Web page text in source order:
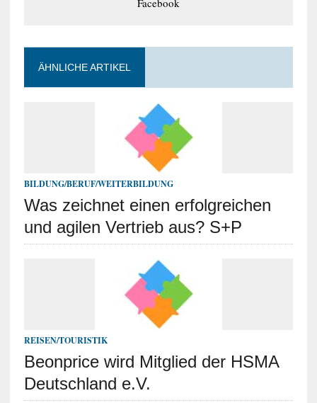
Facebook
ÄHNLICHE ARTIKEL
BILDUNG/BERUF/WEITERBILDUNG
Was zeichnet einen erfolgreichen
und agilen Vertrieb aus? S+P
REISEN/TOURISTIK
Beonprice wird Mitglied der HSMA
Deutschland e.V.